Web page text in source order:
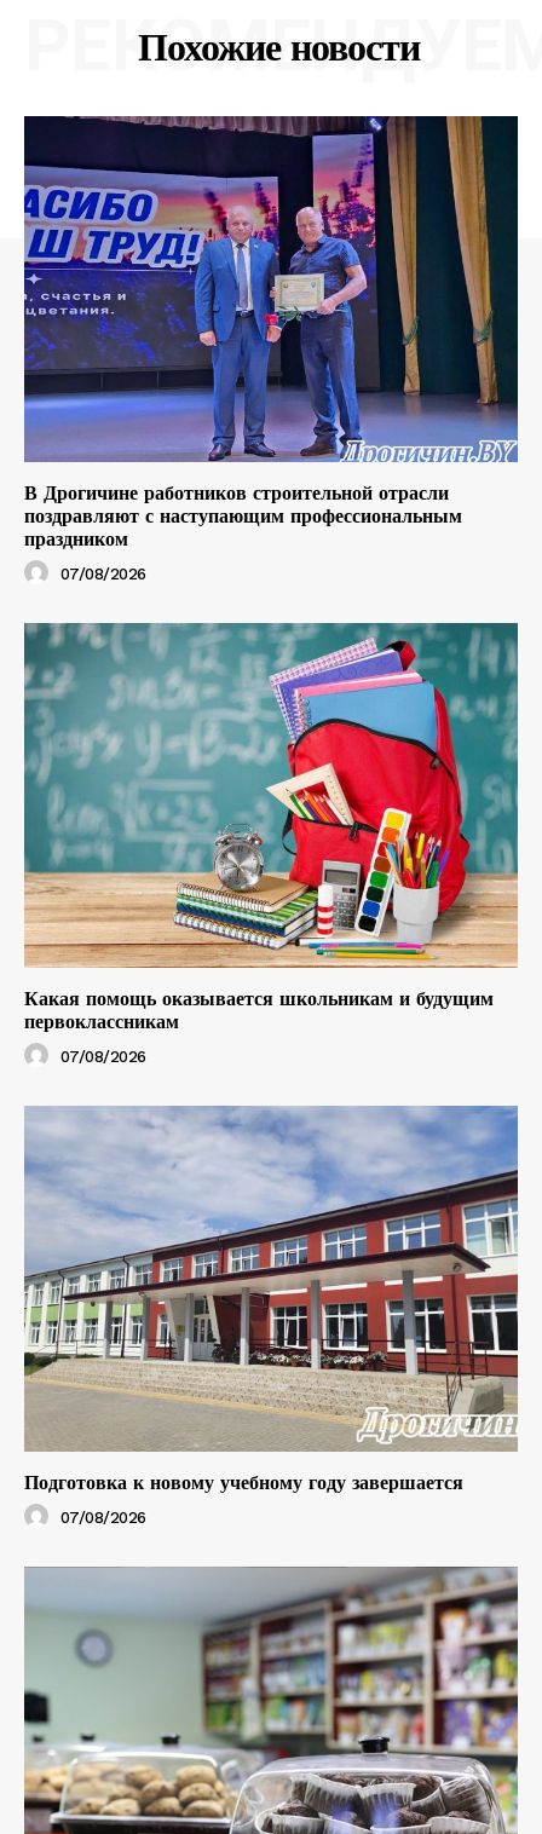
Похожие новости
В Дрогичине работников строительной отрасли
поздравляют с наступающим профессиональным
праздником
07/08/2026
Какая помощь оказывается школьникам и будущим
первоклассникам
07/08/2026
Подготовка к новому учебному году завершается
07/08/2026